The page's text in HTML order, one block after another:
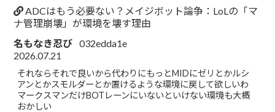
ADCはもう必要ない？メイジボット論争：LoLの「マ
ナ管理崩壊」が環境を壊す理由
名もなき忍び 032edda1e
2026.07.21
それならそれで良いから代わりにもっとMIDにゼリとかルシ
アンとかスモルダーとか置けるような環境に戻して欲しいわ
マークスマンだけBOTレーンにいないといけない環境も大概
おかしい